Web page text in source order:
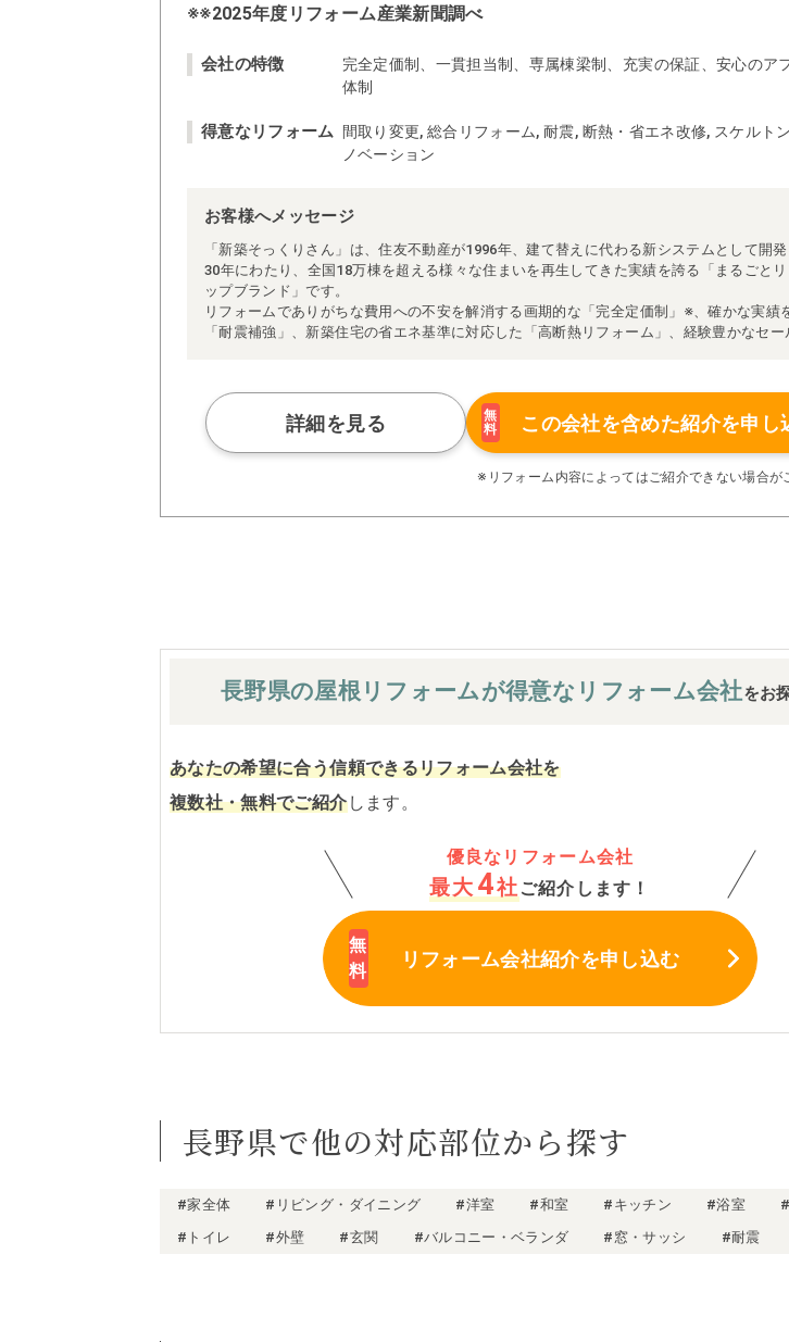
※※2025年度リフォーム産業新聞調べ
会社の特徴
完全定価制、一貫担当制、専属棟梁制、充実の保証、安心のア
体制
得意なリフォーム
間取り変更, 総合リフォーム, 耐震, 断熱・省エネ改修, スケルト
ノベーション
お客様へメッセージ
「新築そっくりさん」は、住友不動産が1996年、建て替えに代わる新システムとして開
30年にわたり、全国18万棟を超える様々な住まいを再生してきた実績を誇る「まるごとリ
ップブランド」です。
リフォームでありがちな費用への不安を解消する画期的な「完全定価制」※、確かな実績
「耐震補強」、新築住宅の省エネ基準に対応した「高断熱リフォーム」、経験豊かなセー
られた充実の施工マニュアルや検査体制により高い施工品質を実現。
さらに、住友不動産のリフォームならではの充実の保証、アフターサービス体制で工事
ぜひ、あなたの大切なお住まいの再生を私たちにお任せください！
※お客様のご要望による工事内容変更がない限り着工後の追加費用はありません。
詳細を見る
無
料
この会社を含めた紹介を申し
※リフォーム内容によってはご紹介できない場合が
長野県の屋根 リフォームが得意なリフォーム会社をお
あなたの希望に合う信頼できるリフォーム会社を
複数社・無料でご紹介します。
優良なリフォーム会社
最大 4社 ご紹介します！
リフォーム会社紹介を申し込む
長野県で他の対応部位から探す
#家全体 #リビング・ダイニング #洋室 #和室 #キッチン #浴室
#トイレ
#外壁 #玄関 #バルコニー・ベランダ #窓・サッシ #耐震